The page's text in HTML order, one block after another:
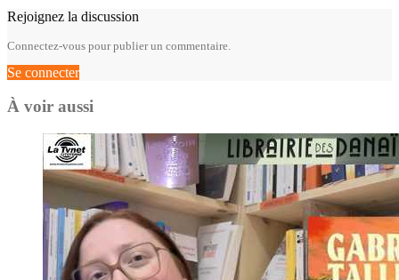
Rejoignez la discussion
Connectez-vous pour publier un commentaire.
Se connecter
À voir aussi